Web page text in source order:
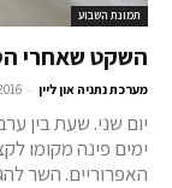
תמונת השבוע
השקט שאחרי
מערכת נתניה און ליין -
יום שני. שעת בין
ימים פינה מקומו
האפרוריים. השר